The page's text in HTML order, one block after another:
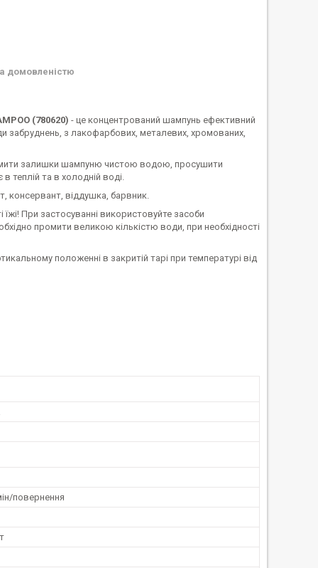
домовленістю
(780620) - це концентрований шампунь ефективний
забруднень, з лакофарбових, металевих, хромованих,
залишки шампуню чистою водою, просушити
та в холодній воді.
консервант, віддушка, барвник.
При застосуванні використовуйте засоби
промити великою кількістю води, при необхідності
положенні в закритій тарі при температурі від
повернення